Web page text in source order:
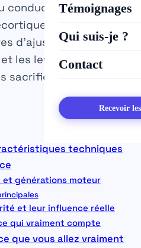
Témoignages
Qui suis-je ?
Contact
Recevoir
conducteur et la
les vrais tarifs
d’ajustement
les leviers concrets
sacrifier votre
techniques
et générations moteur
et leur influence réelle
qui vraiment compte
que vous allez vraiment